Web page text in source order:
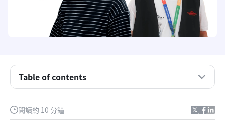
閱讀約 10 分鐘
Table of contents
擴張時被忽視的挑戰是確保體驗的一致性